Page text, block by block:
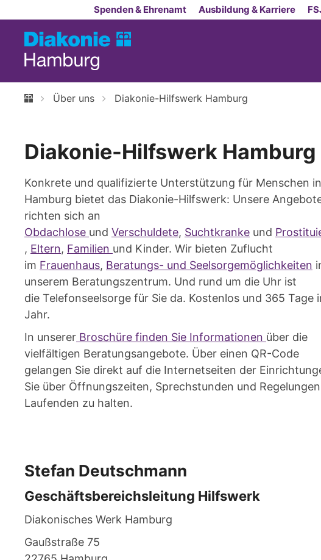
Zum Inhalt springenSpenden & Ehrenamt Ausbildung & Karriere
Über uns Diakonie-Hilfswerk Hamburg
Diakonie-Hilfswerk Hamburg
Konkrete und qualifizierte Unterstützung für Menschen in
Hamburg bietet das Diakonie-Hilfswerk: Unsere
richten sich an
Obdachlose und Verschuldete, Suchtkranke und
, Eltern, Familien und Kinder. Wir bieten Zuflucht
im Frauenhaus, Beratungs- und Seelsorgemöglich­keiten
unserem Beratungszentrum. Und rund um die Uhr ist
die Telefonseelsorge für Sie da. Kostenlos und 365 Tage
Jahr.
In unserer Broschüre finden Sie Informationen über die
vielfältigen Beratungsan­gebote. Über einen QR-Code
gelangen Sie direkt auf die Internetseiten der
Sie über Öffnungszeiten, Sprechstunden und
Laufenden zu halten.
Stefan Deutschmann
Geschäftsbereichsleitung Hilfswerk
Diakonisches Werk Hamburg
Gaußstraße 75